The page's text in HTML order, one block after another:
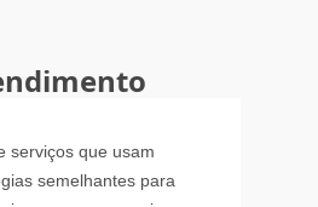
serviços que usam
semelhantes para